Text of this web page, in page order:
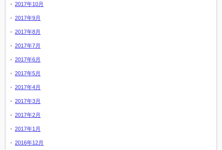
2017年10月
2017年9月
2017年8月
2017年7月
2017年6月
2017年5月
2017年4月
2017年3月
2017年2月
2017年1月
2016年12月